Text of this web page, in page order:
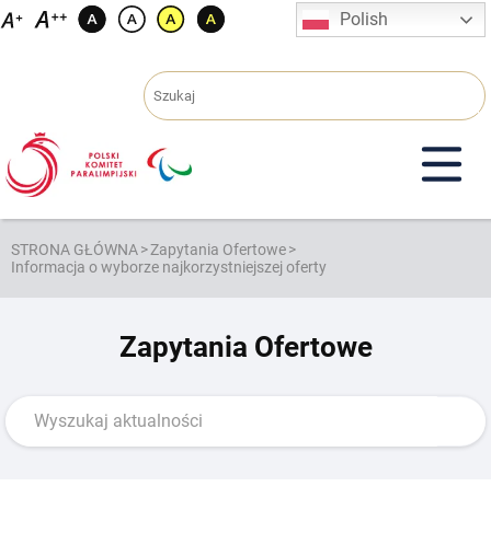
Przejdź
Polish
STRONA GŁÓWNA>Zapytania Ofertowe>
Informacja o wyborze najkorzystniejszej oferty
Zapytania Ofertowe